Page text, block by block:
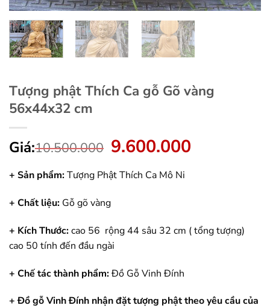
Tượng phật Thích Ca gỗ Gõ vàng
56x44x32 cm
Giá:10.500.000 Giá
là:
9.600.000
+ Sản phẩm:Tượng Phật Thích Ca Mô Ni
+ Chất liệu: Gỗ gõ vàng
+ Kích Thước:cao 56 rộng 44 sâu 32 cm ( tổng tượng)
cao 50 tính đến đầu ngài
+ Chế tác thành phẩm:Đồ Gỗ Vinh Đính
+ Đồ gỗ Vinh Đính nhận đặt tượng phật theo yêu cầu của